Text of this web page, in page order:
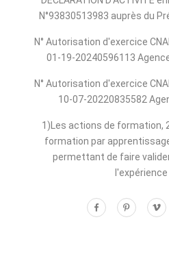
N°93830513983 auprès du
N° Autorisation d'exercice
01-19-20240596113
N° Autorisation d'exercice
10-07-20220835582
1)Les actions de formation,
formation par
permettant de faire
l'expérience